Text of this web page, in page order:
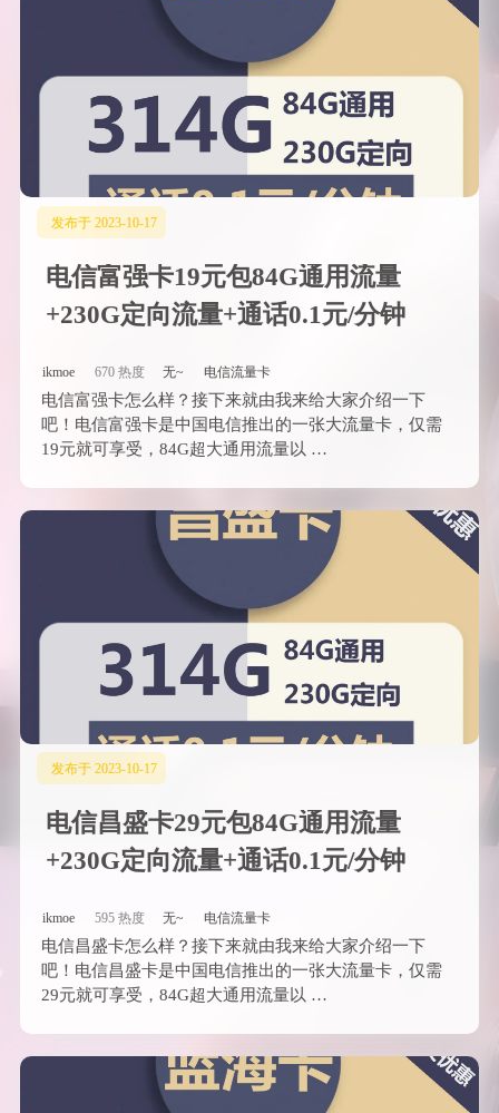
发布于 2023-10-17
电信富强卡19元包84G通用流量
+230G定向流量+通话0.1元/分钟
ikmoe 670 热度 无~ 电信流量卡
电信富强卡怎么样？接下来就由我来给大家介绍一下
吧！电信富强卡是中国电信推出的一张大流量卡，仅需
19元就可享受，84G超大通用流量以 …
发布于 2023-10-17
电信昌盛卡29元包84G通用流量
+230G定向流量+通话0.1元/分钟
ikmoe 595 热度 无~ 电信流量卡
电信昌盛卡怎么样？接下来就由我来给大家介绍一下
吧！电信昌盛卡是中国电信推出的一张大流量卡，仅需
29元就可享受，84G超大通用流量以 …